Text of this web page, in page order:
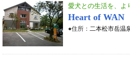
愛犬との生活を、
Heart of WAN
●住所： 二本松市岳温